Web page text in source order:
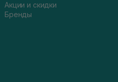
Акции и скидки
Бренды